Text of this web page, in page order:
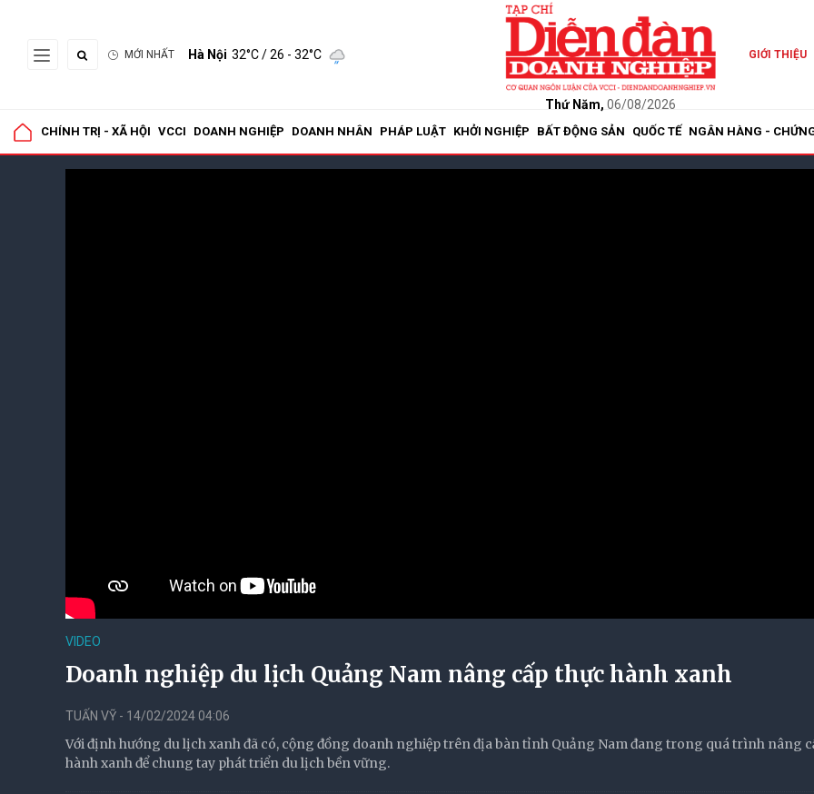
MỚI NHẤT Hà Nội 32°C/ 26 - 32°C
Thứ Năm, 06/08/2026
GIỚI THIỆU
CHÍNH TRỊ - XÃ HỘI VCCI DOANH NGHIỆP DOANH NHÂN PHÁP LUẬT KHỞI NGHIỆP BẤT ĐỘNG SẢN QUỐC TẾ NGÂN HÀNG -
VIDEO
Doanh nghiệp du lịch Quảng Nam nâng cấp thực hành xanh
TUẤN VỸ - 14/02/2024 04:06
Với định hướng du lịch xanh đã có, cộng đồng doanh nghiệp trên địa bàn tỉnh Quảng Nam đang trong quá trình nâng
hành xanh để chung tay phát triển du lịch bền vững.